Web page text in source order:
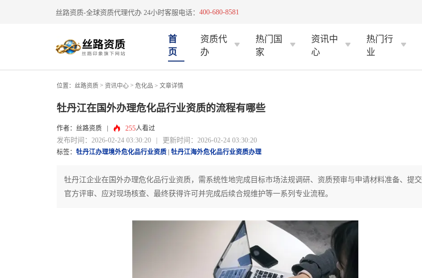
丝路资质-全球资质代理代办 24小时客服电话： 400-680-8581
首
页
资质代
办
热门国
家
资讯中
心
热门行
业
位置： 丝路资质 > 资讯中心 > 危化品 > 文章详情
牡丹江在国外办理危化品行业资质的流程有哪些
作者：丝路资质 255人看过
发布时间：2026-02-24 03:30:20 | 更新时间：2026-02-24 03:30:20
标签： 牡丹江办理境外危化品行业资质 牡丹江海外危化品行业资质办理
牡丹江企业在国外办理危化品行业资质，需系统性地完成目标市场法规调研、资质预审与申请材料准备、提交
官方评审、应对现场核查、最终获得许可并完成后续合规维护等一系列专业流程。